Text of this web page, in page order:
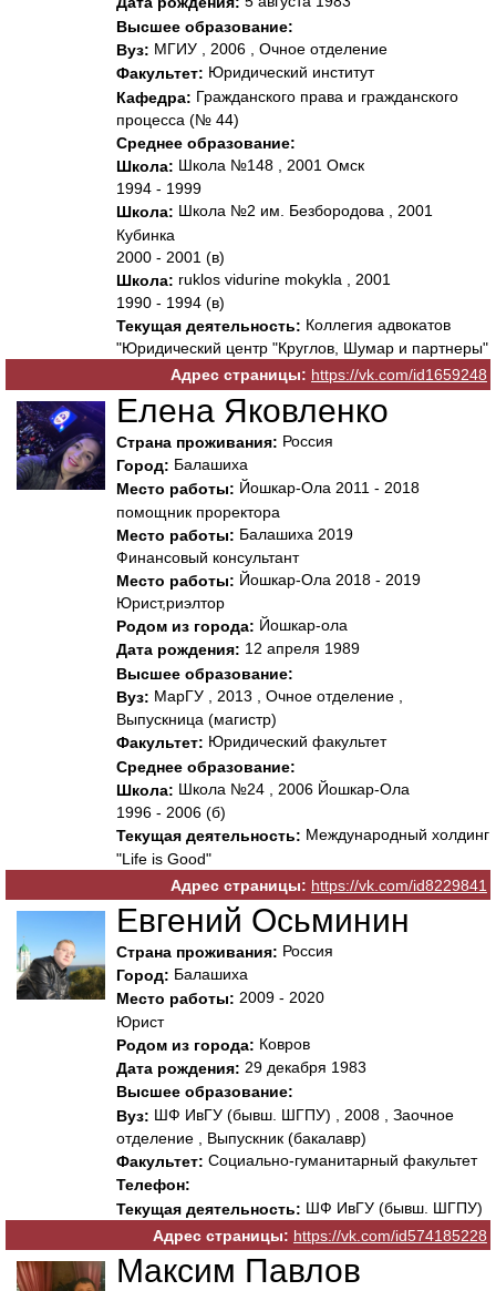
Высшее образование:
Вуз: МГИУ , 2006 , Очное отделение
Факультет: Юридический институт
Кафедра: Гражданского права и гражданского
процесса (№ 44)
Среднее образование:
Школа: Школа №148 , 2001 Омск
1994 - 1999
Школа: Школа №2 им. Безбородова , 2001
Кубинка
2000 - 2001 (в)
Школа: ruklos vidurine mokykla , 2001
1990 - 1994 (в)
Текущая деятельность: Коллегия адвокатов
"Юридический центр "Круглов, Шумар и партнеры"
Адрес страницы: https://vk.com/id1659248
Елена Яковленко
Страна проживания: Россия
Город: Балашиха
Место работы: Йошкар-Ола 2011 - 2018
помощник проректора
Место работы: Балашиха 2019
Финансовый консультант
Место работы: Йошкар-Ола 2018 - 2019
Юрист,риэлтор
Родом из города: Йошкар-ола
Дата рождения: 12 апреля 1989
Высшее образование:
Вуз: МарГУ , 2013 , Очное отделение ,
Выпускница (магистр)
Факультет: Юридический факультет
Среднее образование:
Школа: Школа №24 , 2006 Йошкар-Ола
1996 - 2006 (б)
Текущая деятельность: Международный холдинг
"Life is Good"
Адрес страницы: https://vk.com/id8229841
Евгений Осьминин
Страна проживания: Россия
Город: Балашиха
Место работы: 2009 - 2020
Юрист
Родом из города: Ковров
Дата рождения: 29 декабря 1983
Высшее образование:
Вуз: ШФ ИвГУ (бывш. ШГПУ) , 2008 , Заочное
отделение , Выпускник (бакалавр)
Факультет: Социально-гуманитарный факультет
Телефон:
Текущая деятельность: ШФ ИвГУ (бывш. ШГПУ)
Адрес страницы: https://vk.com/id574185228
Максим Павлов